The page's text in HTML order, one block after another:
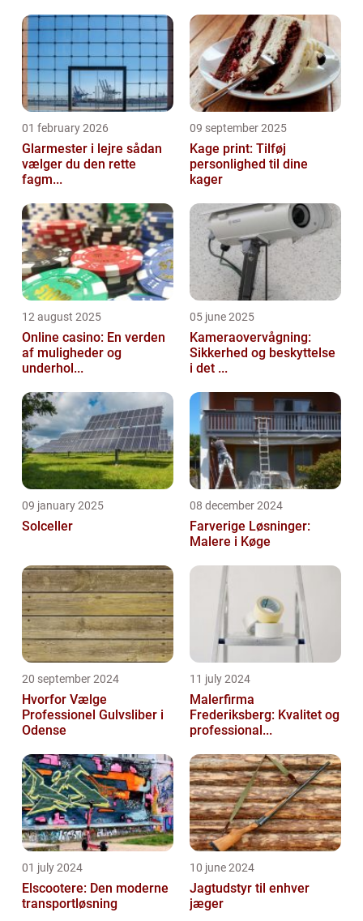
01 february 2026
Glarmester i lejre sådan
vælger du den rette
fagm...
09 september 2025
Kage print: Tilføj
personlighed til dine
kager
12 august 2025
Online casino: En verden
af muligheder og
underhol...
05 june 2025
Kameraovervågning:
Sikkerhed og beskyttelse
i det ...
09 january 2025
Solceller
08 december 2024
Farverige Løsninger:
Malere i Køge
20 september 2024
Hvorfor Vælge
Professionel Gulvsliber i
Odense
11 july 2024
Malerfirma
Frederiksberg: Kvalitet og
professional...
01 july 2024
Elscootere: Den moderne
transportløsning
10 june 2024
Jagtudstyr til enhver
jæger